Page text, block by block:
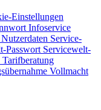
Einstellungen
Infoservice
Nutzerdaten Service-
Passwort Servicewelt-
Tarifberatung
Vollmacht